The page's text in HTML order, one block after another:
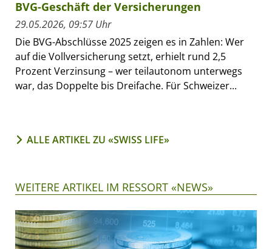
BVG-Geschäft der Versicherungen
29.05.2026, 09:57 Uhr
Die BVG-Abschlüsse 2025 zeigen es in Zahlen: Wer
auf die Vollversicherung setzt, erhielt rund 2,5
Prozent Verzinsung – wer teilautonom unterwegs
war, das Doppelte bis Dreifache. Für Schweizer...
ALLE ARTIKEL ZU «SWISS LIFE»
WEITERE ARTIKEL IM RESSORT «NEWS»